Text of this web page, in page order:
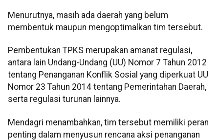
Menurutnya, masih ada daerah yang belum
membentuk maupun mengoptimalkan tim tersebut.
Pembentukan TPKS merupakan amanat regulasi,
antara lain Undang-Undang (UU) Nomor 7 Tahun 2012
tentang Penanganan Konflik Sosial yang diperkuat UU
Nomor 23 Tahun 2014 tentang Pemerintahan Daerah,
serta regulasi turunan lainnya.
Mendagri menambahkan, tim tersebut memiliki peran
penting dalam menyusun rencana aksi penanganan